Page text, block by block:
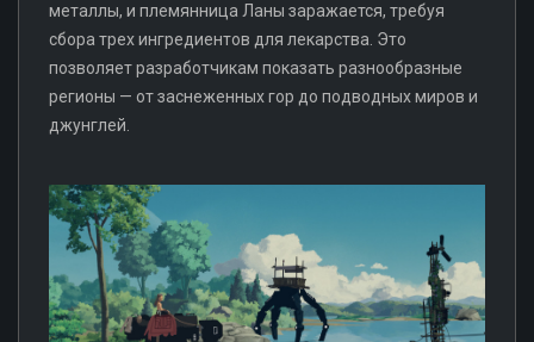
металлы, и племянница Ланы заражается, требуя
сбора трех ингредиентов для лекарства. Это
позволяет разработчикам показать разнообразные
регионы — от заснеженных гор до подводных миров и
джунглей.